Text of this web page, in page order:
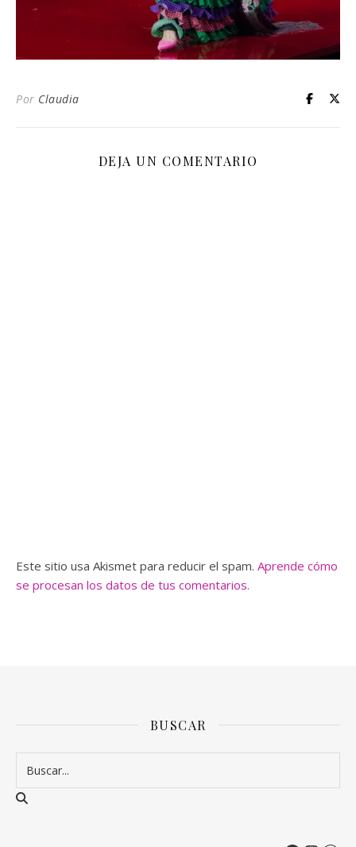
Por Claudia
DEJA UN COMENTARIO
Este sitio usa Akismet para reducir el spam. Aprende cómo
se procesan los datos de tus comentarios.
BUSCAR